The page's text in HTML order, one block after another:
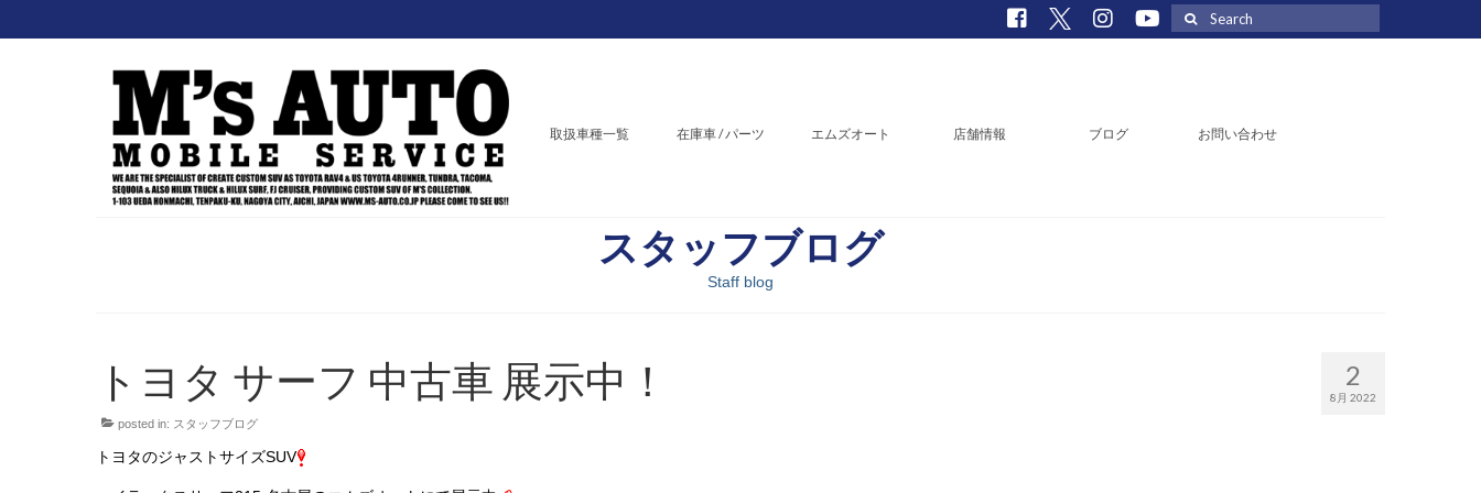
Search
for:
取扱車種一覧 在庫車 / パーツ エムズオート 店舗情報 ブログ お問い合わせ
スタッフブログ
Staff blog
2
8月 2022
トヨタ サーフ 中古車 展示中！
posted in: スタッフブログ
トヨタのジャストサイズSUV